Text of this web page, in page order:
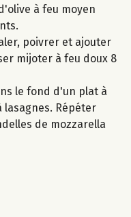
à feu moyen
poivrer et ajouter
mijoter à feu doux 8
le fond d'un plat à
lasagnes. Répéter
de mozzarella